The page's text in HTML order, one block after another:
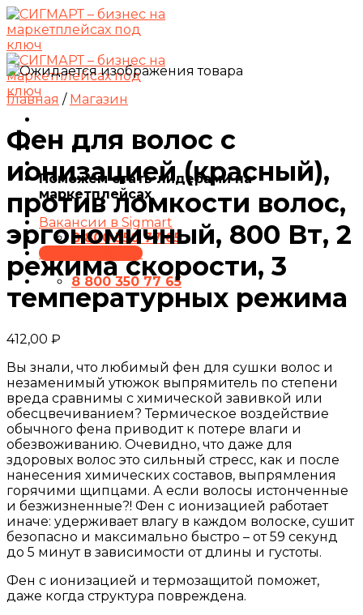
Skip
to
content
Поможем стать лидерами на
маркетплейсах
Вакансии в Sigmart
8 800 350 77 65
ПРЕЗЕНТАЦИЯ
8 800 350 77 65
Главная / Магазин
Фен для волос с
ионизацией (красный),
против ломкости волос,
эргономичный, 800 Вт, 2
режима скорости, 3
температурных режима
412,00 ₽
Вы знали, что любимый фен для сушки волос и
незаменимый утюжок выпрямитель по степени
вреда сравнимы с химической завивкой или
обесцвечиванием? Термическое воздействие
обычного фена приводит к потере влаги и
обезвоживанию. Очевидно, что даже для
здоровых волос это сильный стресс, как и после
нанесения химических составов, выпрямления
горячими щипцами. А если волосы истонченные
и безжизненные?! Фен с ионизацией работает
иначе: удерживает влагу в каждом волоске, сушит
безопасно и максимально быстро – от 59 секунд
до 5 минут в зависимости от длины и густоты.
Фен с ионизацией и термозащитой поможет,
даже когда структура повреждена.